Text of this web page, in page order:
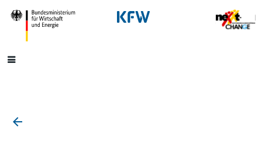
SrOnlyNavigation
Hauptmenü